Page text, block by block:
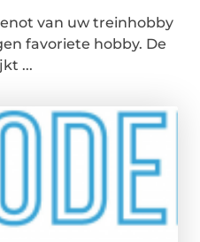
van uw treinhobby
favoriete hobby. De
...